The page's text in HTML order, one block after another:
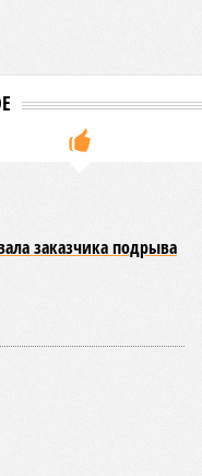
поражении-
до сих пор
а «семья» отнюдь не
у честного народа.
за миллиард
людей, цены
некоторые
смогли бы
в таком месте – уж
покровители?
были бы способны
акта
войне против
функционирования
итальянского